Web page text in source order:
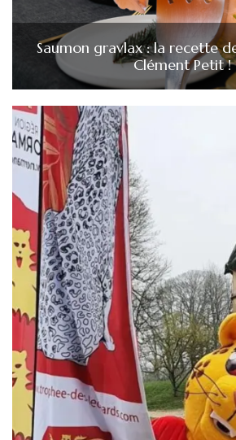
Saumon gravlax : la recette
Clément Petit !